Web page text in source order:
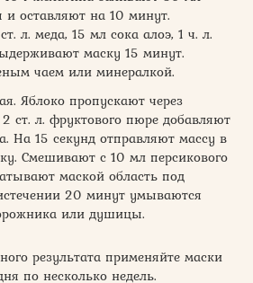
и оставляют на 10 минут.
л. меда, 15 мл сока алоэ, 1 ч. л.
маску 15 минут.
чаем или минералкой.
Яблоко пропускают через
ст. л. фруктового пюре добавляют
На 15 секунд отправляют массу в
Смешивают с 10 мл персикового
маской область под
20 минут умываются
или душицы.
результата применяйте маски
по несколько недель.